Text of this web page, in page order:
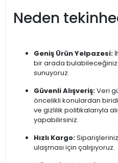
Neden
Geniş Ürün Yelpazesi:
bir arada
sunuyoruz.
Güvenli Alışveriş:Veri
öncelikli konulardan
ve gizlilik politikalarıyla
yapabilirsiniz.
Hızlı Kargo:
ulaşması için çalışıyoruz.